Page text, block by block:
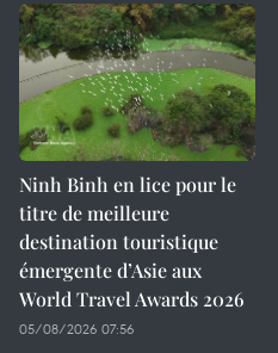
Ninh Binh en lice pour le
titre de meilleure
destination touristique
émergente d’Asie aux
World Travel Awards 2026
05/08/2026 07:56